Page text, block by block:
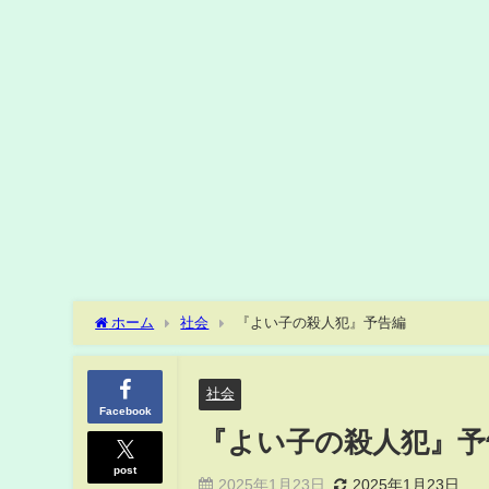
ホーム 社会 『よい子の殺人犯』予告編
Facebook
post
社会
『よい子の殺人犯』
2025年1月23日 2025年1月23日